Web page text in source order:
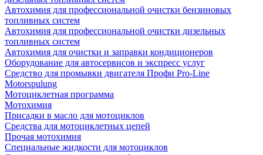
Автохимия для профессиональной очистки бензиновых
топливных систем
Автохимия для профессиональной очистки дизельных
топливных систем
Автохимия для очистки и заправки кондиционеров
Оборудование для автосервисов и экспресс услуг
Средство для промывки двигателя Профи Pro-Line
Motorspulung
Мотоциклетная программа
Мотохимия
Присадки в масло для мотоциклов
Средства для мотоциклетных цепей
Прочая мотохимия
Специальные жидкости для мотоциклов